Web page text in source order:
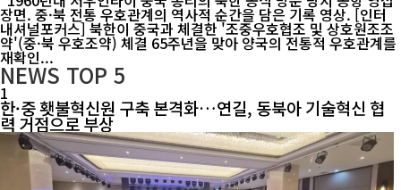
장면. 중·북 전통 우호관계의 역사적 순간을 담은 기록 영상. [인터
내셔널포커스] 북한이 중국과 체결한 '조중우호협조 및 상호원조조
약'(중·북 우호조약) 체결 65주년을 맞아 양국의 전통적 우호관계를
재확인...
NEWS TOP 5
1
한·중 횃불혁신원 구축 본격화…연길, 동북아 기술혁신 협
력 거점으로 부상